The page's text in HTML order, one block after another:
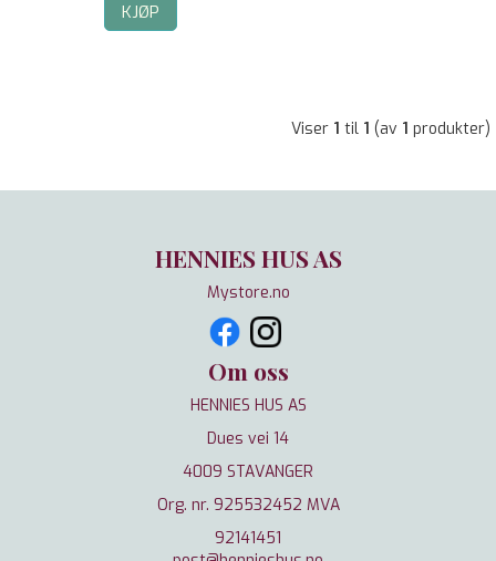
KJØP
Viser 1 til 1 (av 1 produkter)
HENNIES HUS AS
Mystore.no
Om oss
HENNIES HUS AS
Dues vei 14
4009 STAVANGER
Org. nr. 925532452 MVA
92141451